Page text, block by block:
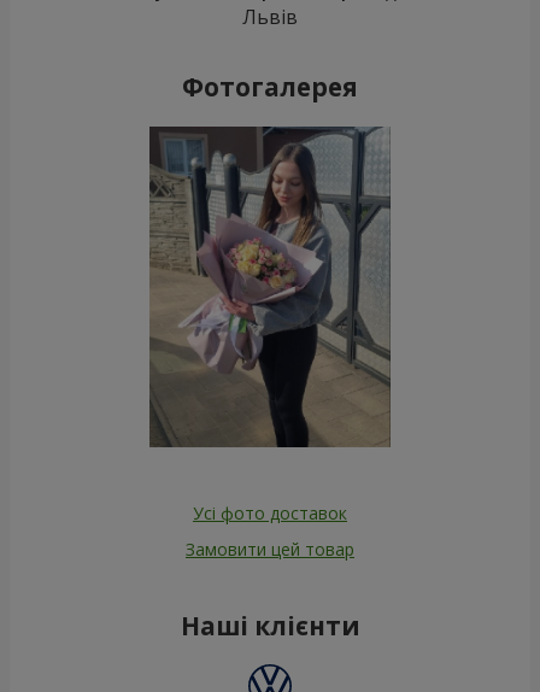
Львів
Фотогалерея
Усі фото доставок
Замовити цей товар
Наші клієнти